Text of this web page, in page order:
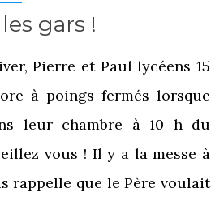
gars !
Pierre et Paul lycéens 15
à poings fermés lorsque
leur chambre à 10 h du
vous ! Il y a la messe à
rappelle que le Père voulait